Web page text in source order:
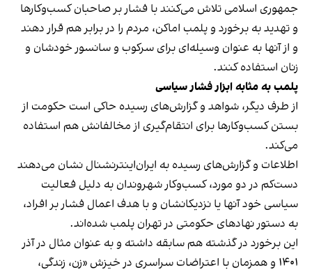
جمهوری اسلامی تلاش می‌کنند با فشار بر صاحبان کسب‌وکارها
و تهدید به برخورد و پلمب اماکن، مردم را در برابر هم قرار دهند
و از آنها به عنوان وسیله‌ای برای سرکوب و سانسور خودشان و
زنان استفاده کنند.
پلمب به مثابه ابزار فشار سیاسی
از طرف دیگر، شواهد و گزارش‌های رسیده حاکی است حکومت از
بستن کسب‌وکارها برای انتقام‌گیری از مخالفانش هم استفاده
می‌کند.
اطلاعات و گزارش‌های رسیده به ایران‌اینترنشنال نشان می‌دهند
دست‌کم در دو مورد، کسب‌وکار شهروندان به دلیل فعالیت
سیاسی خود آنها یا نزدیکانشان و با هدف اعمال فشار بر افراد،
به دستور نهادهای حکومتی در تهران پلمب شده‌اند.
این برخورد در گذشته هم سابقه داشته و به عنوان مثال در آذر
۱۴۰۱ و همزمان با اعتراضات سراسری در خیزش «زن، زندگی،